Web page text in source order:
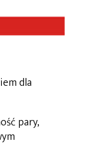
dla
pary,